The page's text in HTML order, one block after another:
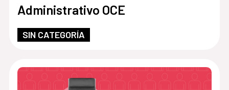
Administrativo OCE
SIN CATEGORÍA